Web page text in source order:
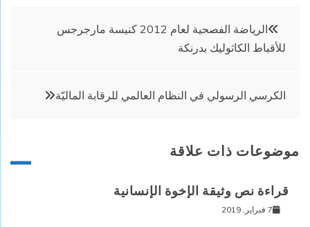
تصفّح
المقالات
الرياضة الفصحية لعام 2012 كنيسة مارجرجس
للأقباط الكاثوليك بدرنكة
الكرسي الرسولي في النظام العالمي للرقابة الماليّة
موضوعات ذات علاقة
قراءة نص وثيقة الإخوة الإنسانية
7 فبراير, 2019